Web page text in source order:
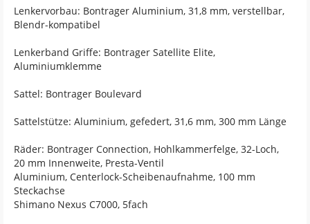
Lenkervorbau: Bontrager Aluminium, 31,8 mm, verstellbar,
Blendr-kompatibel
Lenkerband Griffe: Bontrager Satellite Elite,
Aluminiumklemme
Sattel: Bontrager Boulevard
Sattelstütze: Aluminium, gefedert, 31,6 mm, 300 mm Länge
Räder: Bontrager Connection, Hohlkammerfelge, 32-Loch,
20 mm Innenweite, Presta-Ventil
Aluminium, Centerlock-Scheibenaufnahme, 100 mm
Steckachse
Shimano Nexus C7000, 5fach